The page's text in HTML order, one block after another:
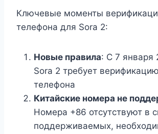
Ключевые моменты
телефона для Sora 2:
Новые правила: С 7 января
Sora 2 требует
телефона
Китайские номера не
Номера +86 отсутствуют в
поддерживаемых,